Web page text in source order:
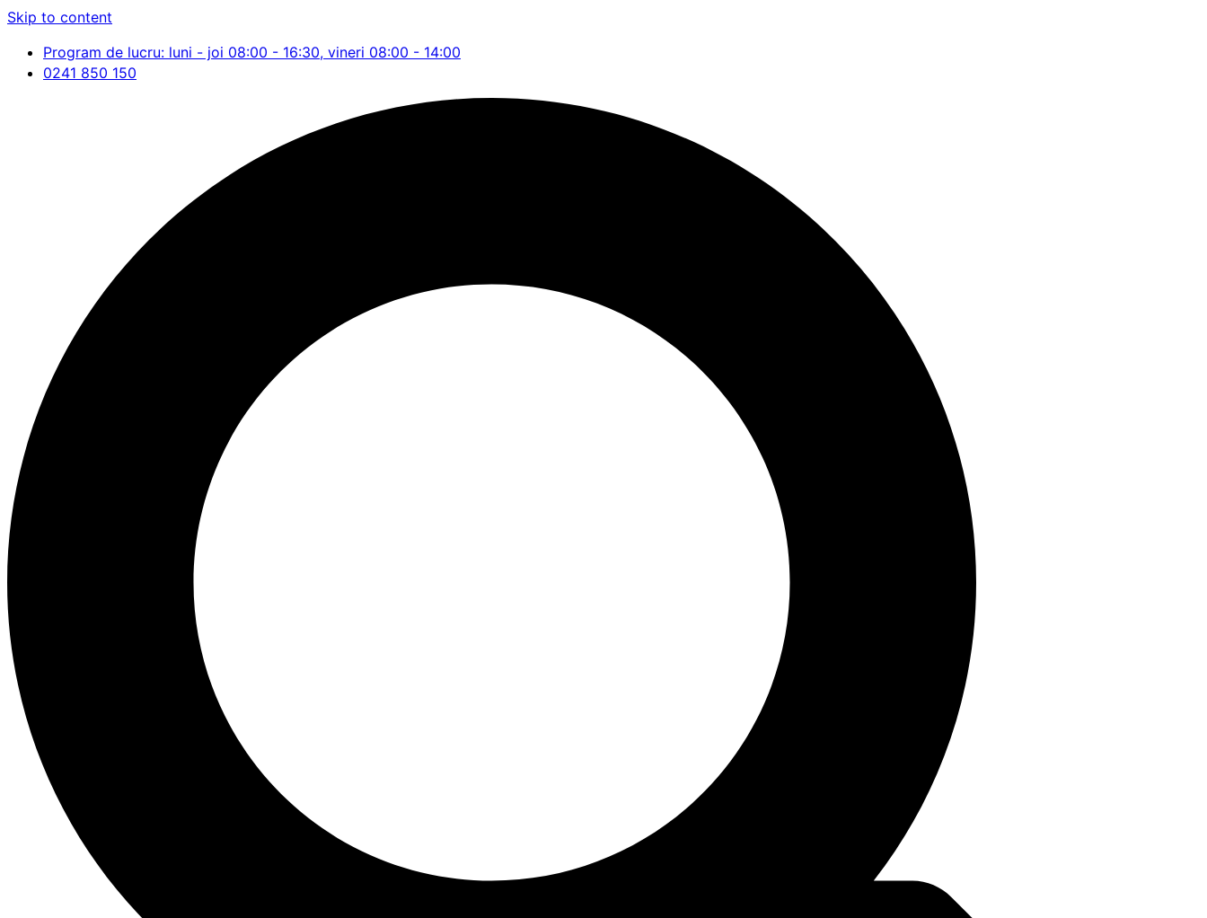
Skip to content
Program de lucru: luni - joi 08:00 - 16:30, vineri 08:00 - 14:00
0241 850 150